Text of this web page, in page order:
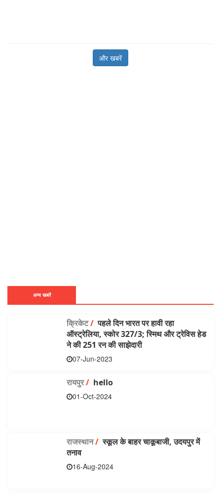
और खबरें
अन्य खबरें
क्रिकेट/पहले दिन भारत पर हावी रहा
ऑस्ट्रेलिया, स्कोर 327/3; स्मिथ और ट्रेविस हेड
ने की 251 रन की साझेदारी
07-Jun-2023
रायपुर/ hello
01-Oct-2024
राजस्थान/स्कूल के बाहर चाकूबाजी, उदयपुर में
तनाव
16-Aug-2024